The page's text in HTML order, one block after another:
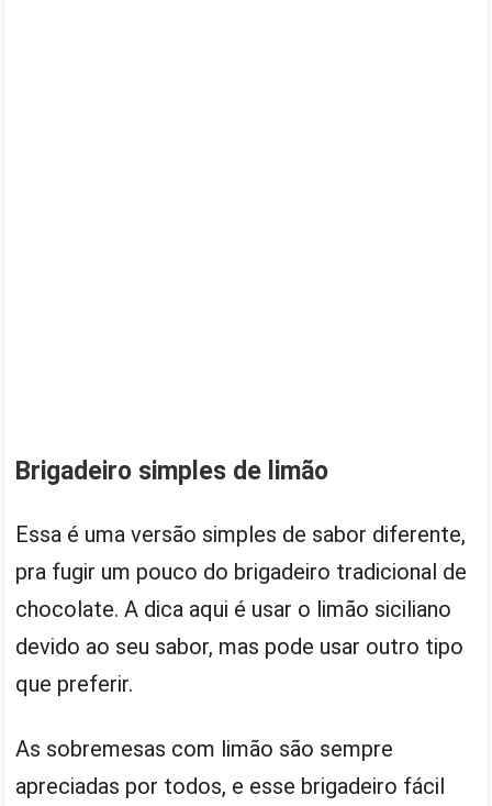
Brigadeiro simples de limão
Essa é uma versão simples de sabor diferente,
pra fugir um pouco do brigadeiro tradicional de
chocolate. A dica aqui é usar o limão siciliano
devido ao seu sabor, mas pode usar outro tipo
que preferir.
As sobremesas com limão são sempre
apreciadas por todos, e esse brigadeiro fácil